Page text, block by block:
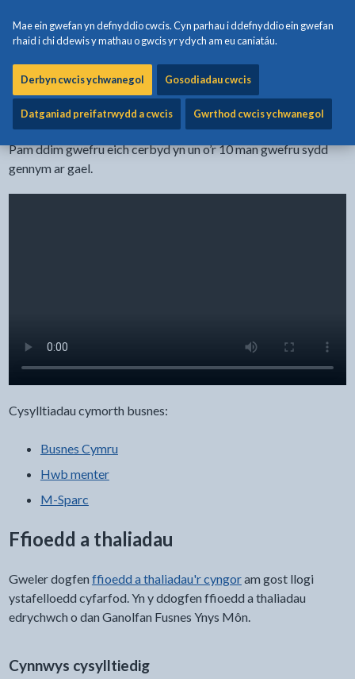
Mae ein gwefan yn defnyddio cwcis. Cyn parhau i ddefnyddio ein gwefan
rhaid i chi ddewis y mathau o gwcis yr ydych am eu caniatáu.
Derbyn cwcis ychwanegol Gosodiadau cwcis
Datganiad preifatrwydd a cwcis Gwrthod cwcis ychwanegol
65 o bobl.
01248 752 435 / 752 431
Gwefru ceir trydan
Pam ddim gwefru eich cerbyd yn un o’r 10 man gwefru sydd
gennym ar gael.
Cysylltiadau cymorth busnes:
Busnes Cymru
Hwb menter
M-Sparc
Ffioedd a thaliadau
Gweler dogfen ffioedd a thaliadau'r cyngoram gost llogi
ystafelloedd cyfarfod. Yn y ddogfen ffioedd a thaliadau
edrychwch o dan Ganolfan Fusnes Ynys Môn.
Cynnwys cysylltiedig